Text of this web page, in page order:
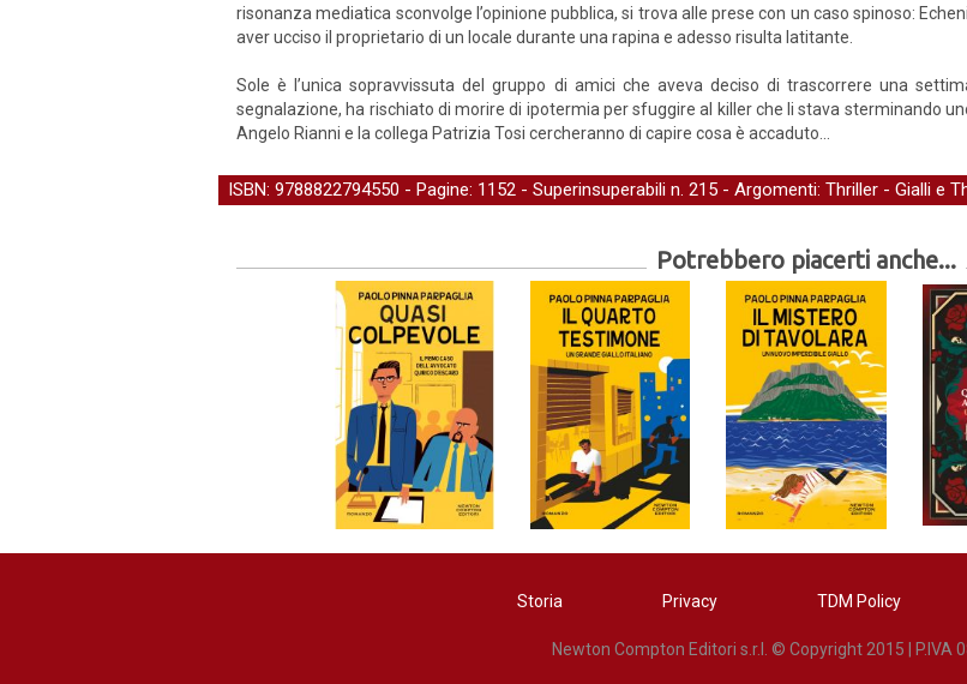
risonanza mediatica sconvolge l’opinione pubblica, si trova alle prese con un caso spinoso:
aver ucciso il proprietario di un locale durante una rapina e adesso risulta latitante.
Sole è l’unica sopravvissuta del gruppo di amici che aveva deciso di trascorrere una
segnalazione, ha rischiato di morire di ipotermia per sfuggire al killer che li stava sterminando
Angelo Rianni e la collega Patrizia Tosi cercheranno di capire cosa è accaduto...
ISBN: 9788822794550 - Pagine: 1152 - Superinsuperabili n. 215 - Argomenti: Thriller - Gialli e
Potrebbero piacerti anche...
Storia Privacy TDM Policy
Newton Compton Editori s.r.l. © Copyright 2015 | P.IVA